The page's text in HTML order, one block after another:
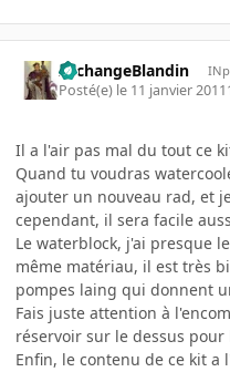
ArchangeBlandin
Posté(e) le 11 janvier 2011
Il a l'air pas mal du tout ce
Quand tu voudras
ajouter un nouveau rad, et
cependant, il sera facile
Le waterblock, j'ai presque
même matériau, il est très
pompes laing qui donnent
Fais juste attention à
réservoir sur le dessus
Enfin, le contenu de ce kit a